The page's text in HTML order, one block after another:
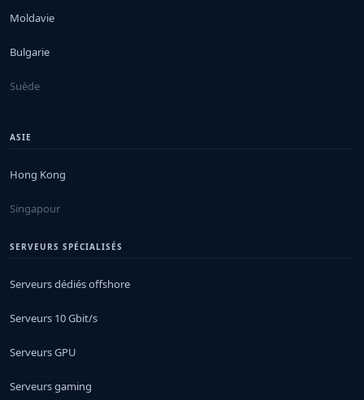
Moldavie
Bulgarie
Suède
ASIE
Hong Kong
Singapour
SERVEURS SPÉCIALISÉS
Serveurs dédiés offshore
Serveurs 10 Gbit/s
Serveurs GPU
Serveurs gaming